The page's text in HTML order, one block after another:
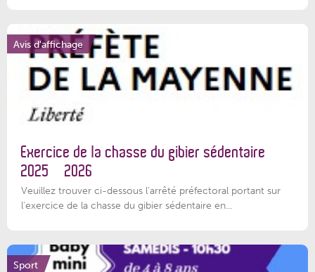
Avis d'affichage
Exercice de la chasse du gibier sédentaire
2025 – 2026
Veuillez trouver ci-dessous l'arrêté préfectoral portant sur
l'exercice de la chasse du gibier sédentaire en...
Sport